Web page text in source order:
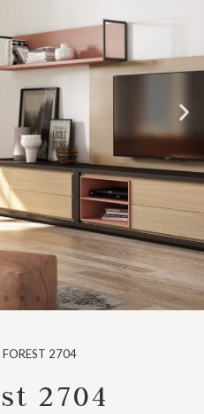
FOREST 2704
2704